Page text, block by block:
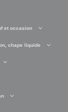
et occasion
chape liquide